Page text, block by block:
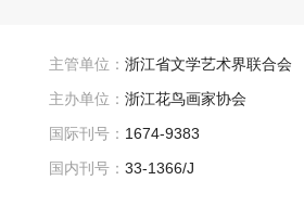
主管单位： 浙江省文学艺术界联合会
主办单位： 浙江花鸟画家协会
国际刊号： 1674-9383
国内刊号： 33-1366/J